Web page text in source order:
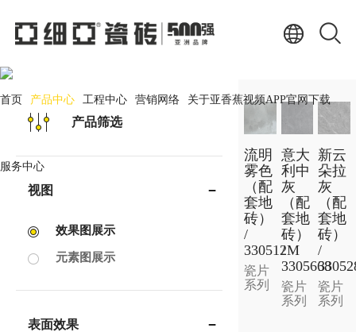
首页 产品中心 工程中心 营销网络 关于亚香蕉视频APP官网下载
服务中心
PRODUCT CENTER
产品筛选
视图
效果图展示
元素图展示
表面效果
流明
雾色
（配
套地
砖）
/
330512M
瓷片
系列
意大
利中
灰
（配
套地
砖）
/
3305668
瓷片
系列
新云
朵拉
灰
（配
套地
砖）
/
瓷片
系列